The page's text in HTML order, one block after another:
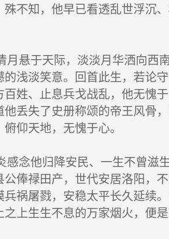
不知，他早已看透乱世浮沉
悬于天际，淡淡月华洒向西
浅淡笑意。回首此生，若论
姓、止息兵戈战乱，他无愧
丢失了史册称颂的帝王风骨
仰天地，无愧于心。
念他归降安民、一生不曾滋
俸禄田产，世代安居洛阳，
祸屠戮，安稳太平长久延续
上生生不息的万家烟火，便